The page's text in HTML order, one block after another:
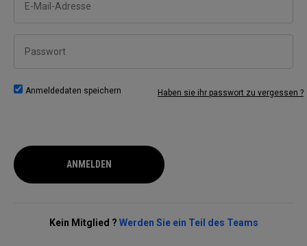
Anmeldedaten speichern Haben sie ihr passwort zu vergessen ?
ANMELDEN
Kein Mitglied ? Werden Sie ein Teil des Teams